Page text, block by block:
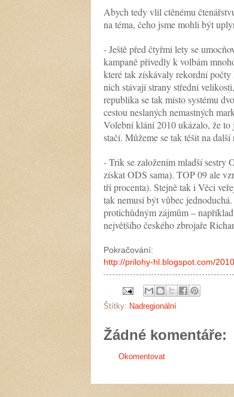
Abych tedy vlil ctěnému
na téma, čeho jsme mohli být
- Ještě před čtyřmi lety se
kampaně přivedly k volbám
které tak získávaly rekordní počty
nich stávají strany střední
republika se tak místo systému
cestou neslaných nemastných
Volební klání 2010 ukázalo, že to
stačí. Můžeme se tak těšit na
- Trik se založením mladší sestry
získat ODS sama). TOP 09 ale
tři procenta). Stejně tak i Věci
tak nemusí být vůbec
protichůdným zájmům –
největšího českého zbrojaře
Pokračování:
http://prilohy-hl.blogspot.com/
Štítky: Nadregionální
Žádné komentáře:
Okomentovat